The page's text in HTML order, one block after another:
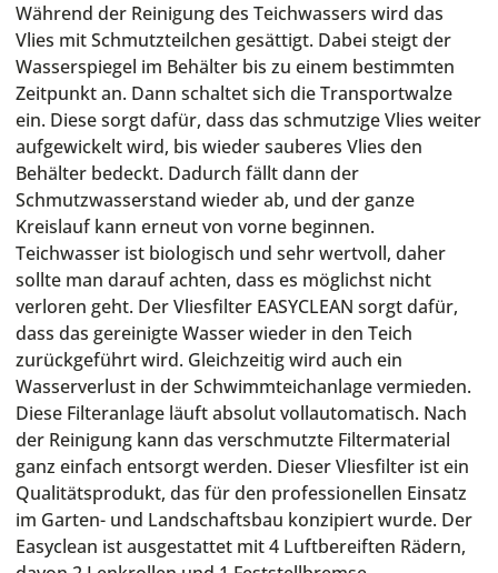
Während der Reinigung des Teichwassers wird das
Vlies mit Schmutzteilchen gesättigt. Dabei steigt der
Wasserspiegel im Behälter bis zu einem bestimmten
Zeitpunkt an. Dann schaltet sich die Transportwalze
ein. Diese sorgt dafür, dass das schmutzige Vlies weiter
aufgewickelt wird, bis wieder sauberes Vlies den
Behälter bedeckt. Dadurch fällt dann der
Schmutzwasserstand wieder ab, und der ganze
Kreislauf kann erneut von vorne beginnen.
Teichwasser ist biologisch und sehr wertvoll, daher
sollte man darauf achten, dass es möglichst nicht
verloren geht. Der Vliesfilter EASYCLEAN sorgt dafür,
dass das gereinigte Wasser wieder in den Teich
zurückgeführt wird. Gleichzeitig wird auch ein
Wasserverlust in der Schwimmteichanlage vermieden.
Diese Filteranlage läuft absolut vollautomatisch. Nach
der Reinigung kann das verschmutzte Filtermaterial
ganz einfach entsorgt werden. Dieser Vliesfilter ist ein
Qualitätsprodukt, das für den professionellen Einsatz
im Garten- und Landschaftsbau konzipiert wurde. Der
Easyclean ist ausgestattet mit 4 Luftbereiften Rädern,